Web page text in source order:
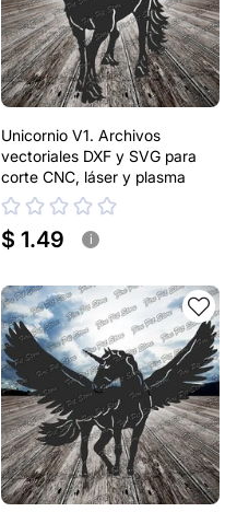
Unicornio V1. Archivos
vectoriales DXF y SVG para
corte CNC, láser y plasma
$ 1.49 i